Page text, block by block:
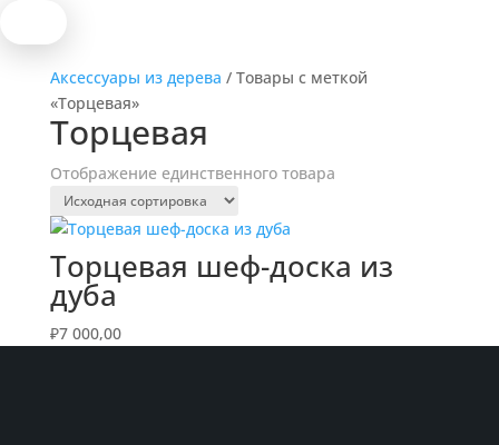
Аксессуары из дерева / Товары с меткой
«Торцевая»
Торцевая
Отображение единственного товара
Торцевая шеф-доска из
дуба
₽7 000,00